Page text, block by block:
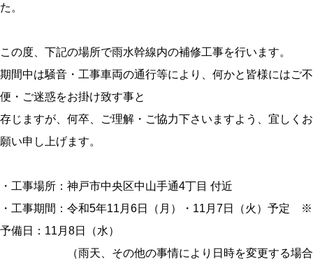
た。
この度、下記の場所で雨水幹線内の補修工事を行います。
期間中は騒音・工事車両の通行等により、何かと皆様にはご不
便・ご迷惑をお掛け致す事と
存じますが、何卒、ご理解・ご協力下さいますよう、宜しくお
願い申し上げます。
・工事場所：神戸市中央区中山手通4丁目 付近
・工事期間：令和5年11月6日（月）・11月7日（火）予定 ※
予備日：11月8日（水）
（雨天、その他の事情により日時を変更する場合